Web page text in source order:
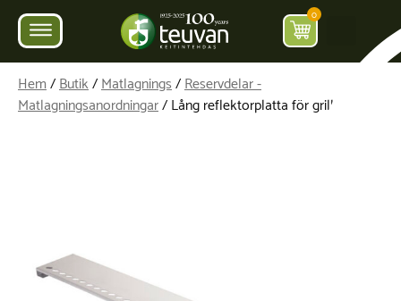
0
Hem/Butik/Matlagnings/Reservdelar -
Matlagningsanordningar/ Lång reflektorplatta för grill